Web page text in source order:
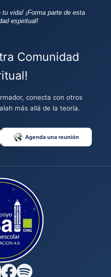
tu vida! ¡Forma parte de esta
espiritual!
Comunidad
conecta con otros
más allá de la teoría.
Agenda una reunión